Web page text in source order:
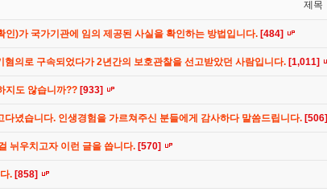
제목
인)가 국가기관에 임의 제공된 사실을 확인하는 방법입니다. [484]
혐의로 구속되었다가 2년간의 보호관찰을 선고받았던 사람입니다. [1,011]
지도 않습니까?? [933]
다녔습니다. 인생경험을 가르쳐주신 분들에게 감사하다 말씀드립니다. [506]
뉘우치고자 이런 글을 씁니다. [570]
. [858]